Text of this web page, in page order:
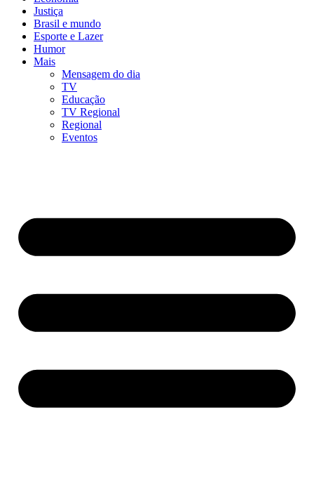
Justiça
Brasil e mundo
Esporte e Lazer
Humor
Mais
Mensagem do dia
TV
Educação
TV Regional
Regional
Eventos